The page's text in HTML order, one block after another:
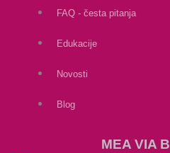
FAQ - česta pitanja
Edukacije
Novosti
Blog
MEA VIA